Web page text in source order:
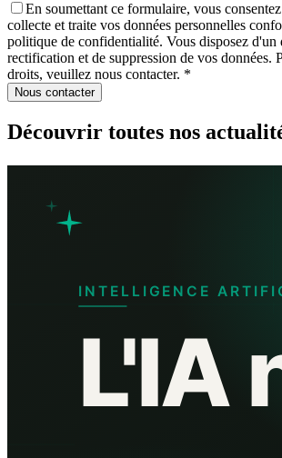
En soumettant ce formulaire, vous
collecte et traite vos données personnelles
politique de confidentialité. Vous disposez d'un
rectification et de suppression de vos données.
droits, veuillez nous contacter. *
Nous contacter
Découvrir toutes nos